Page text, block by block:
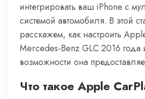
интегрировать ваш iPhone с
системой автомобиля. В этой
расскажем, как настроить
Mercedes-Benz GLC 2016 года
возможности она
Что такое Apple